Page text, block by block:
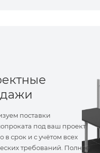
поставки
под ваш проект
в срок и с учётом всех
требований. Полное